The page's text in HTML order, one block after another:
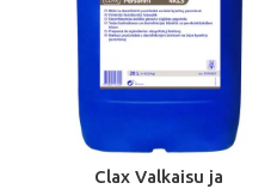
Clax Valkaisu ja